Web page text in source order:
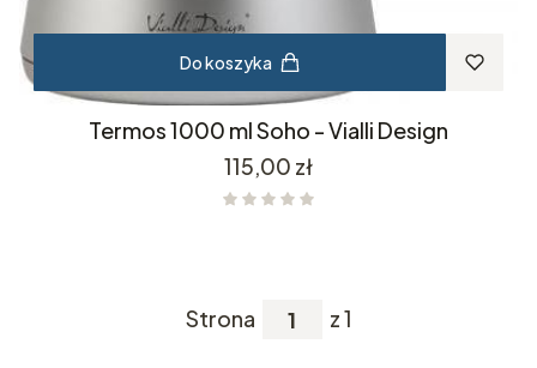
Do koszyka
Termos 1000 ml Soho - Vialli Design
Cena
115,00 zł
Strona z 1